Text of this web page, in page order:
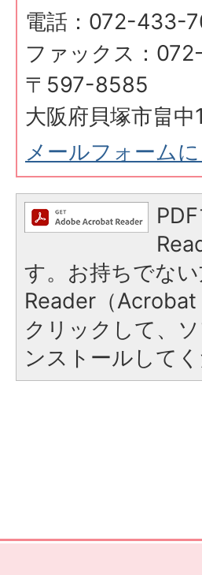
電話：072-433-
ファックス：
〒597-8585
大阪府貝塚市畠
メールフォーム
す。お持ちでな
Reader（
クリックして、
ンストールしてく